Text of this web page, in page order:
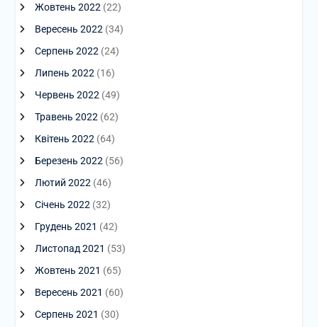
Жовтень 2022 (22)
Вересень 2022 (34)
Серпень 2022 (24)
Липень 2022 (16)
Червень 2022 (49)
Травень 2022 (62)
Квітень 2022 (64)
Березень 2022 (56)
Лютий 2022 (46)
Січень 2022 (32)
Грудень 2021 (42)
Листопад 2021 (53)
Жовтень 2021 (65)
Вересень 2021 (60)
Серпень 2021 (30)